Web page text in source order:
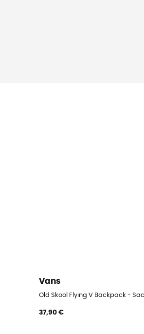
Vans
Old Skool Flying V Backpack -
37,90 €